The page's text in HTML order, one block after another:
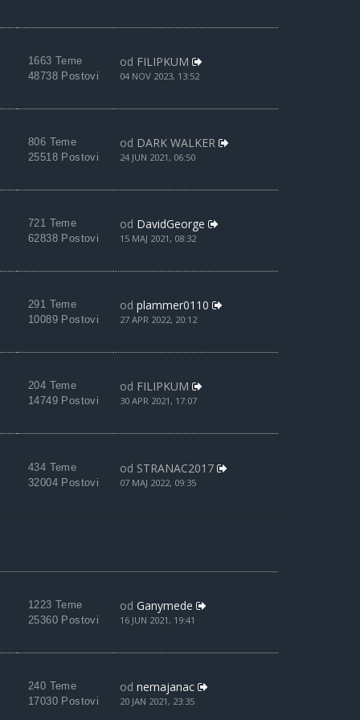
1663 Teme
48738 Postovi
od FILIPKUM
04 NOV 2023, 13:52
806 Teme
25518 Postovi
od DARK WALKER
24 JUN 2021, 06:50
721 Teme
62838 Postovi
od DavidGeorge
15 MAJ 2021, 08:32
291 Teme
10089 Postovi
od plammer0110
27 APR 2022, 20:12
204 Teme
14749 Postovi
od FILIPKUM
30 APR 2021, 17:07
434 Teme
32004 Postovi
od STRANAC2017
07 MAJ 2022, 09:35
1223 Teme
25360 Postovi
od Ganymede
16 JUN 2021, 19:41
240 Teme
17030 Postovi
od nemajanac
20 JAN 2021, 23:35